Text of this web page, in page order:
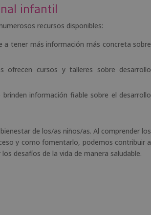
infantil
recursos disponibles:
a tener más información más concreta sobre
ofrecen cursos y talleres sobre desarrollo
información fiable sobre el desarrollo
de los/as niños/as. Al comprender los
y como fomentarlo, podemos contribuir a
desafíos de la vida de manera saludable.